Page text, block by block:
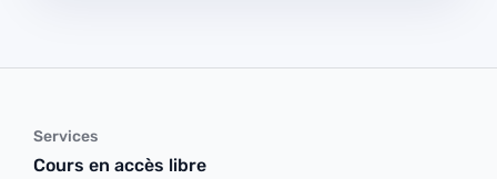
Services
Cours en accès libre